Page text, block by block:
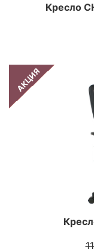
Кресло
АКЦИЯ